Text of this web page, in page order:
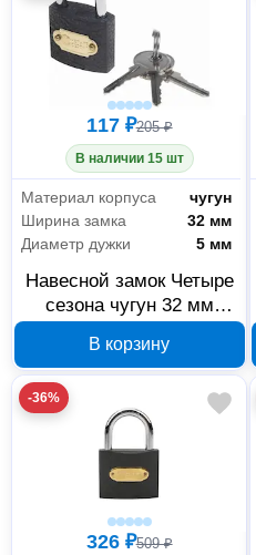
117 ₽205 ₽
В наличии 15 шт
Материал корпуса
чугун
Ширина замка
32 мм
Диаметр дужки
5 мм
Навесной замок Четыре
сезона чугун 32 мм
В корзину
-36%
326 ₽509 ₽